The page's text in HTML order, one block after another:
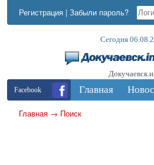
Регистрация | Забыли пароль?
Сегодня
Facebook Главная
Главная → Поиск